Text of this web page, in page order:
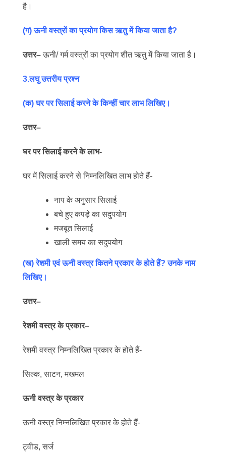
है।
(ग) ऊनी वस्त्रों का प्रयोग किस ऋतु में किया जाता है?
उत्तर–ऊनी/ गर्म वस्त्रों का प्रयोग शीत ऋतु में किया जाता है।
3.लघु उत्तरीय प्रश्न
(क) घर पर सिलाई करने के किन्हीं चार लाभ लिखिए।
उत्तर–
घर पर सिलाई करने के लाभ-
घर में सिलाई करने से निम्नलिखित लाभ होते हैं-
नाप के अनुसार सिलाई
बचे हुए कपड़े का सदुपयोग
मजबूत सिलाई
खाली समय का सदुपयोग
(ख) रेशमी एवं ऊनी वस्त्र कितने प्रकार के होते हैं? उनके नाम
लिखिए।
उत्तर–
रेशमी वस्त्र के प्रकार–
रेशमी वस्त्र निम्नलिखित प्रकार के होते हैं-
सिल्क, साटन, मखमल
ऊनी वस्त्र के प्रकार
ऊनी वस्त्र निम्नलिखित प्रकार के होते हैं-
ट्वीड, सर्ज